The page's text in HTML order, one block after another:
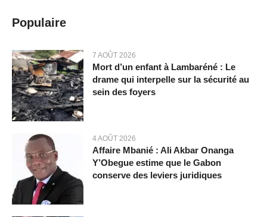
Populaire
7 AOÛT 2026
Mort d’un enfant à Lambaréné : Le
drame qui interpelle sur la sécurité au
sein des foyers
4 AOÛT 2026
Affaire Mbanié : Ali Akbar Onanga
Y’Obegue estime que le Gabon
conserve des leviers juridiques